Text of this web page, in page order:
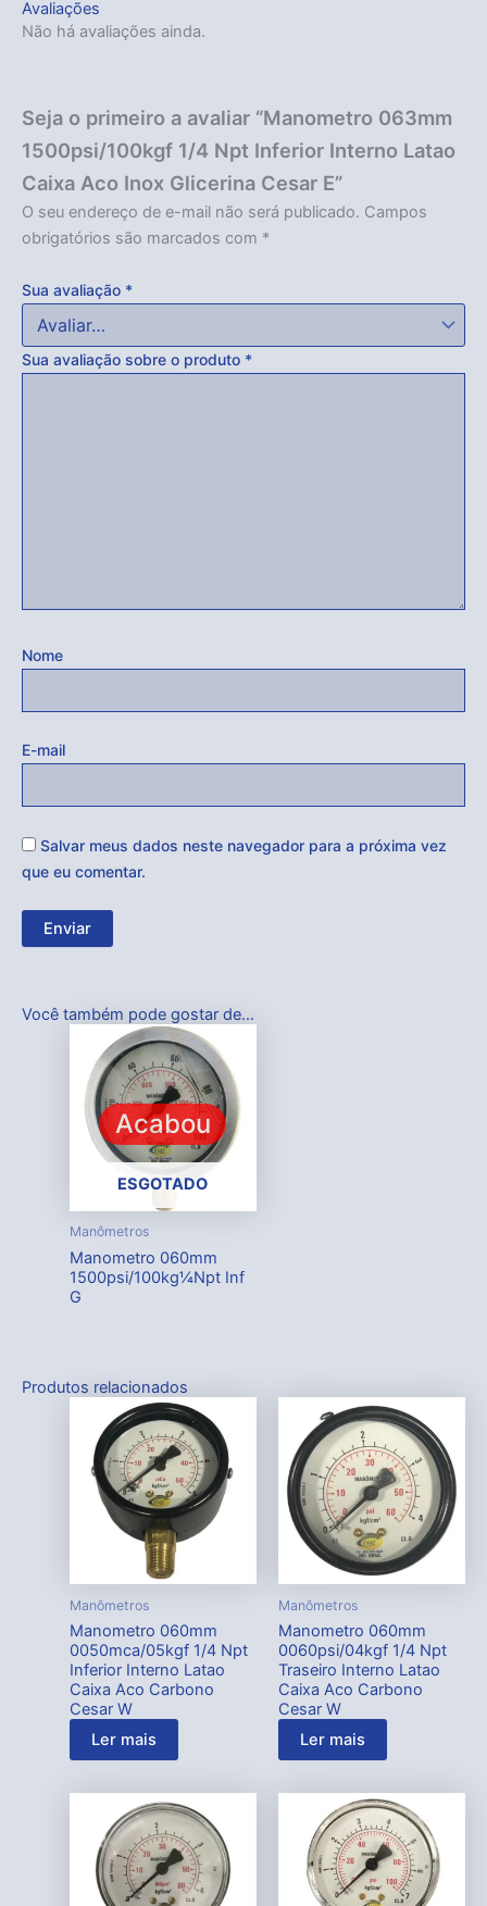
Avaliações
Não há avaliações ainda.
Seja o primeiro a avaliar “Manometro 063mm
1500psi/100kgf 1/4 Npt Inferior Interno Latao
Caixa Aco Inox Glicerina Cesar E”
O seu endereço de e-mail não será publicado. Campos
obrigatórios são marcados com *
Sua avaliação *
Sua avaliação sobre o produto *
Nome
E-mail
Salvar meus dados neste navegador para a próxima vez
que eu comentar.
Você também pode gostar de…
Acabou
ESGOTADO
Manômetros
Manometro 060mm
1500psi/100kg¼Npt Inf
G
Produtos relacionados
Manômetros
Manometro 060mm
0050mca/05kgf 1/4 Npt
Inferior Interno Latao
Caixa Aco Carbono
Cesar W
Ler mais
Manômetros
Manometro 060mm
0060psi/04kgf 1/4 Npt
Traseiro Interno Latao
Caixa Aco Carbono
Cesar W
Ler mais